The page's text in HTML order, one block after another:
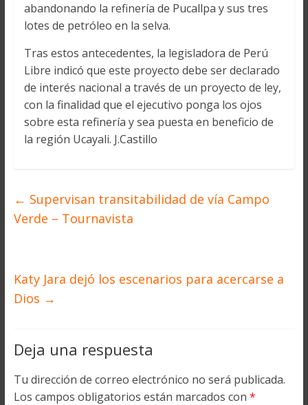
abandonando la refinería de Pucallpa y sus tres
lotes de petróleo en la selva.
Tras estos antecedentes, la legisladora de Perú
Libre indicó que este proyecto debe ser declarado
de interés nacional a través de un proyecto de ley,
con la finalidad que el ejecutivo ponga los ojos
sobre esta refinería y sea puesta en beneficio de
la región Ucayali. J.Castillo
← Supervisan transitabilidad de vía Campo
Verde – Tournavista
Katy Jara dejó los escenarios para acercarse a
Dios →
Deja una respuesta
Tu dirección de correo electrónico no será publicada.
Los campos obligatorios están marcados con *